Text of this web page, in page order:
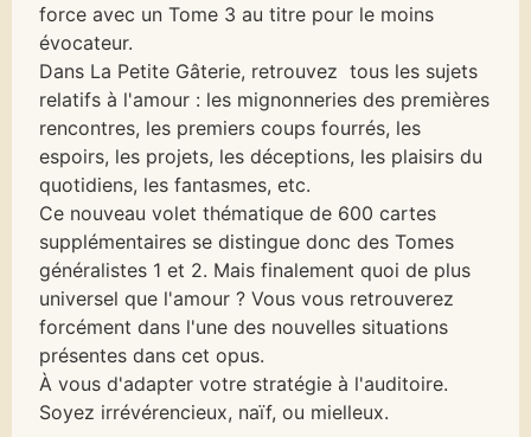
force avec un Tome 3 au titre pour le moins
évocateur.
Dans La Petite Gâterie, retrouvez tous les sujets
relatifs à l'amour : les mignonneries des premières
rencontres, les premiers coups fourrés, les
espoirs, les projets, les déceptions, les plaisirs du
quotidiens, les fantasmes, etc.
Ce nouveau volet thématique de 600 cartes
supplémentaires se distingue donc des Tomes
généralistes 1 et 2. Mais finalement quoi de plus
universel que l'amour ? Vous vous retrouverez
forcément dans l'une des nouvelles situations
présentes dans cet opus.
À vous d'adapter votre stratégie à l'auditoire.
Soyez irrévérencieux, naïf, ou mielleux.